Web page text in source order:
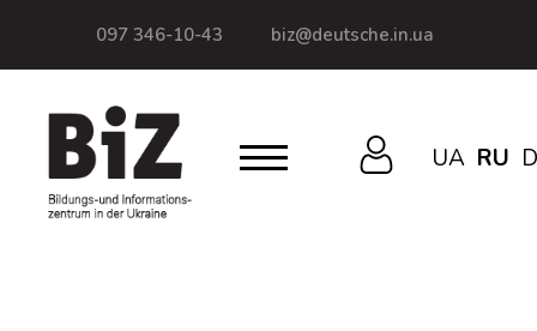
097 346-10-43 biz@deutsche.in.ua
UA RU